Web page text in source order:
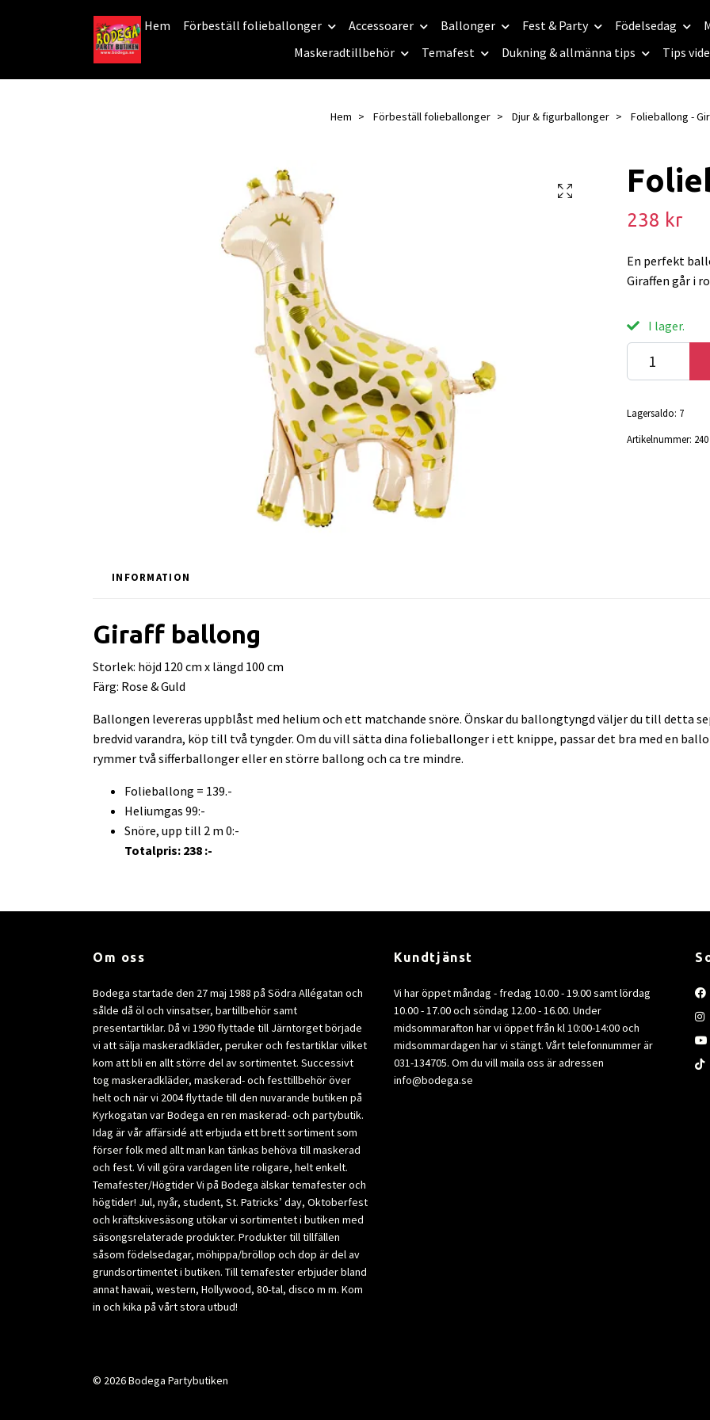
Hem Förbeställ folieballonger Accessoarer Ballonger Fest & Party Födelsedag
Maskeradtillbehör
Temafest Dukning & allmänna tips Tips
Hem Förbeställ folieballonger Djur & figurballonger Folieballong -
238 kr
En perfekt
Giraffen går i
I lager.
Lagersaldo: 7
Artikelnummer:
INFORMATION
Giraff ballong
Storlek: höjd 120 cm x längd 100 cm
Färg: Rose & Guld
Ballongen levereras uppblåst med helium och ett matchande snöre. Önskar du ballongtyngd väljer du till detta
bredvid varandra, köp till två tyngder. Om du vill sätta dina folieballonger i ett knippe, passar det bra med en
rymmer två sifferballonger eller en större ballong och ca tre mindre.
Folieballong = 139.-
Heliumgas 99:-
Snöre, upp till 2 m 0:-
Totalpris: 238 :-
Om oss
Bodega startade den 27 maj 1988 på Södra Allégatan och
sålde då öl och vinsatser, bartillbehör samt
presentartiklar. Då vi 1990 flyttade till Järntorget började
vi att sälja maskeradkläder, peruker och festartiklar vilket
kom att bli en allt större del av sortimentet. Successivt
tog maskeradkläder, maskerad- och festtillbehör över
helt och när vi 2004 flyttade till den nuvarande butiken på
Kyrkogatan var Bodega en ren maskerad- och partybutik.
Idag är vår affärsidé att erbjuda ett brett sortiment som
förser folk med allt man kan tänkas behöva till maskerad
och fest. Vi vill göra vardagen lite roligare, helt enkelt.
Temafester/Högtider Vi på Bodega älskar temafester och
högtider! Jul, nyår, student, St. Patricks’ day, Oktoberfest
och kräftskivesäsong utökar vi sortimentet i butiken med
säsongsrelaterade produkter. Produkter till tillfällen
såsom födelsedagar, möhippa/bröllop och dop är del av
grundsortimentet i butiken. Till temafester erbjuder bland
annat hawaii, western, Hollywood, 80-tal, disco m m. Kom
in och kika på vårt stora utbud!
Kundtjänst
Vi har öppet måndag - fredag 10.00 - 19.00 samt lördag
10.00 - 17.00 och söndag 12.00 - 16.00. Under
midsommarafton har vi öppet från kl 10:00-14:00 och
midsommardagen har vi stängt. Vårt telefonnummer är
031-134705. Om du vill maila oss är adressen
info@bodega.se
© 2026 Bodega Partybutiken